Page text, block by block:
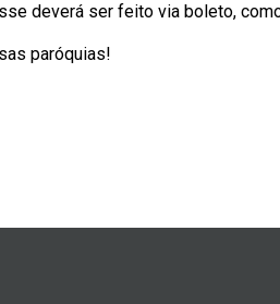
deverá ser feito via boleto,
paróquias!